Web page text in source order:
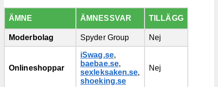
ÄMNE ÄMNESSVAR TILLÄGG
Moderbolag Spyder Group Nej
Onlineshoppar
iSwag.se,
baebae.se,
sexleksaken.se,
shoeking.se
Nej